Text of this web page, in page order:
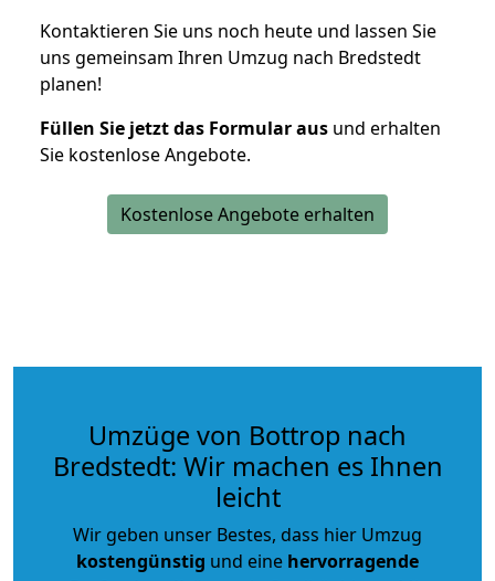
Kontaktieren Sie uns noch heute und lassen Sie
uns gemeinsam Ihren Umzug nach Bredstedt
planen!
Füllen Sie jetzt das Formular aus und erhalten
Sie kostenlose Angebote.
Kostenlose Angebote erhalten
Umzüge von Bottrop nach
Bredstedt: Wir machen es Ihnen
leicht
Wir geben unser Bestes, dass hier Umzug
kostengünstig und eine hervorragende